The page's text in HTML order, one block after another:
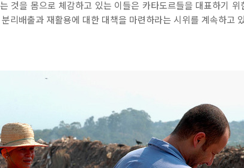
것을 몸으로 체감하고 있는 이들은 카타도르들을 대표하기 위
배출과 재활용에 대한 대책을 마련하라는 시위를 계속하고